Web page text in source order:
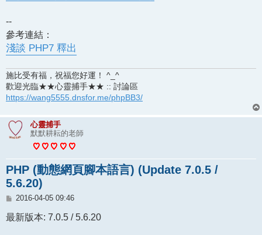
--
參考連結：
淺談 PHP7 釋出
施比受有福，祝福您好運！ ^_^
歡迎光臨★★心靈捕手★★ :: 討論區
https://wang5555.dnsfor.me/phpBB3/
心靈捕手
默默耕耘的老師
PHP (動態網頁腳本語言) (Update 7.0.5 /
5.6.20)
文
2016-04-05 09:46
最新版本: 7.0.5 / 5.6.20